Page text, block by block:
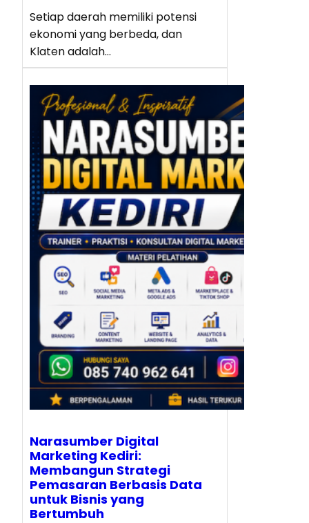
Setiap daerah memiliki potensi
ekonomi yang berbeda, dan
Klaten adalah…
Narasumber Digital
Marketing Kediri:
Membangun Strategi
Pemasaran Berbasis Data
untuk Bisnis yang
Bertumbuh